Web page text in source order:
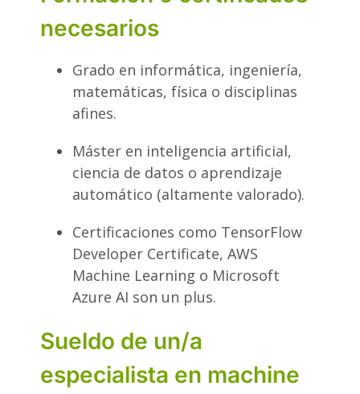
necesarios
Grado en informática, ingeniería,
matemáticas, física o disciplinas
afines.
Máster en inteligencia artificial,
ciencia de datos o aprendizaje
automático (altamente valorado).
Certificaciones como TensorFlow
Developer Certificate, AWS
Machine Learning o Microsoft
Azure AI son un plus.
Sueldo de un/a
especialista en machine